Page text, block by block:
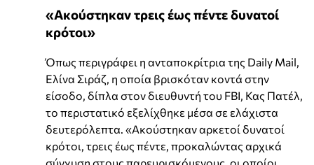
«Ακούστηκαν τρεις έως πέντε δυνατοί
κρότοι»
Όπως περιγράφει η ανταποκρίτρια της Daily Mail,
Ελίνα Σιράζ, η οποία βρισκόταν κοντά στην
είσοδο, δίπλα στον διευθυντή του FBI, Κας Πατέλ,
το περιστατικό εξελίχθηκε μέσα σε ελάχιστα
δευτερόλεπτα. «Ακούστηκαν αρκετοί δυνατοί
κρότοι, τρεις έως πέντε, προκαλώντας αρχικά
σύγχυση στους παρευρισκόμενους, οι οποίοι